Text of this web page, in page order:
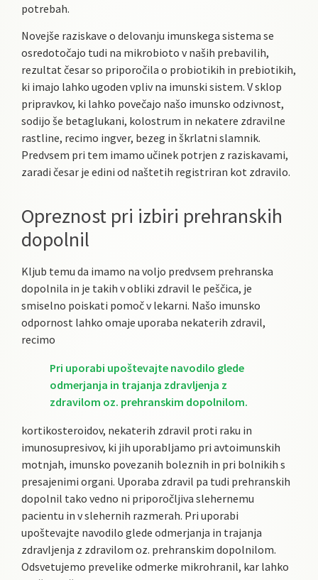
potrebah.
Novejše raziskave o delovanju imunskega sistema se
osredotočajo tudi na mikrobioto v naših prebavilih,
rezultat česar so priporočila o probiotikih in prebiotikih,
ki imajo lahko ugoden vpliv na imunski sistem. V sklop
pripravkov, ki lahko povečajo našo imunsko odzivnost,
sodijo še betaglukani, kolostrum in nekatere zdravilne
rastline, recimo ingver, bezeg in škrlatni slamnik.
Predvsem pri tem imamo učinek potrjen z raziskavami,
zaradi česar je edini od naštetih registriran kot zdravilo.
Opreznost pri izbiri prehranskih
dopolnil
Kljub temu da imamo na voljo predvsem prehranska
dopolnila in je takih v obliki zdravil le peščica, je
smiselno poiskati pomoč v lekarni. Našo imunsko
odpornost lahko omaje uporaba nekaterih zdravil,
recimo
Pri uporabi upoštevajte navodilo glede
odmerjanja in trajanja zdravljenja z
zdravilom oz. prehranskim dopolnilom.
kortikosteroidov, nekaterih zdravil proti raku in
imunosupresivov, ki jih uporabljamo pri avtoimunskih
motnjah, imunsko povezanih boleznih in pri bolnikih s
presajenimi organi. Uporaba zdravil pa tudi prehranskih
dopolnil tako vedno ni priporočljiva slehernemu
pacientu in v slehernih razmerah. Pri uporabi
upoštevajte navodilo glede odmerjanja in trajanja
zdravljenja z zdravilom oz. prehranskim dopolnilom.
Odsvetujemo prevelike odmerke mikrohranil, kar lahko